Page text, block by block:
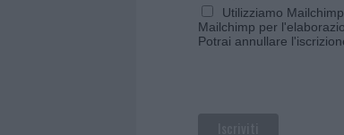
Utilizziamo
Mailchimp per
Potrai annullare